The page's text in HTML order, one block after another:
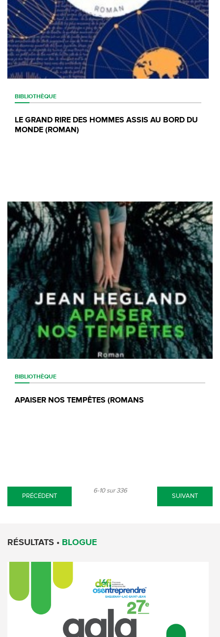
BIBLIOTHÈQUE
LE GRAND RIRE DES HOMMES ASSIS AU BORD DU
MONDE (ROMAN)
BIBLIOTHÈQUE
APAISER NOS TEMPÊTES (ROMANS
PRÉCÉDENT SUIVANT
6-10 sur 336
RÉSULTATS • BLOGUE